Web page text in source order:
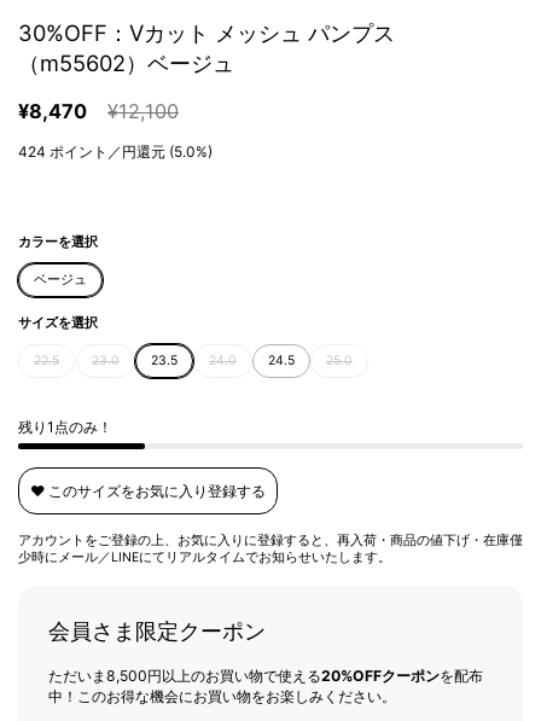
30%OFF：Vカット メッシュ パンプス
（m55602）ベージュ
¥8,470 ¥12,100
424 ポイント／円還元 (5.0%)
カラーを選択
ベージュ
サイズを選択
22.5 23.0 23.5 24.0 24.5 25.0
残り1点のみ！
❤️ このサイズをお気に入り登録する
アカウントをご登録の上、お気に入りに登録すると、再入荷・商品の値下げ・在庫僅
少時にメール／LINEにてリアルタイムでお知らせいたします。
会員さま限定クーポン
ただいま8,500円以上のお買い物で使える20%OFFクーポンを配布
中！このお得な機会にお買い物をお楽しみください。